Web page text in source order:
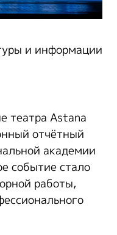
и информации
театра Astana
отчётный
академии
событие стало
работы,